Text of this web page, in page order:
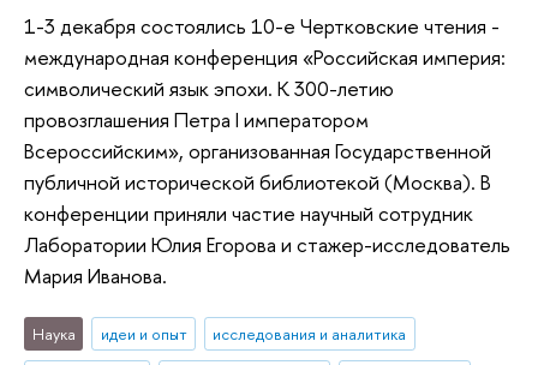
1-3 декабря состоялись 10-е Чертковские чтения -
международная конференция «Российская империя:
символический язык эпохи. К 300-летию
провозглашения Петра I императором
Всероссийским», организованная Государственной
публичной исторической библиотекой (Москва). В
конференции приняли частие научный сотрудник
Лаборатории Юлия Егорова и стажер-исследователь
Мария Иванова.
Наука идеи и опыт
исследования и аналитика